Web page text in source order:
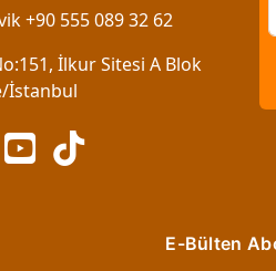
+90 555 089 32 62
İlkur Sitesi A Blok
İstanbul
E-Bülten